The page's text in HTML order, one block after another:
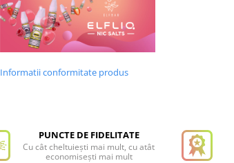
Informatii conformitate produs
PUNCTE DE FIDELITATE
Cu cât cheltuiești mai mult, cu atât
economisești mai mult